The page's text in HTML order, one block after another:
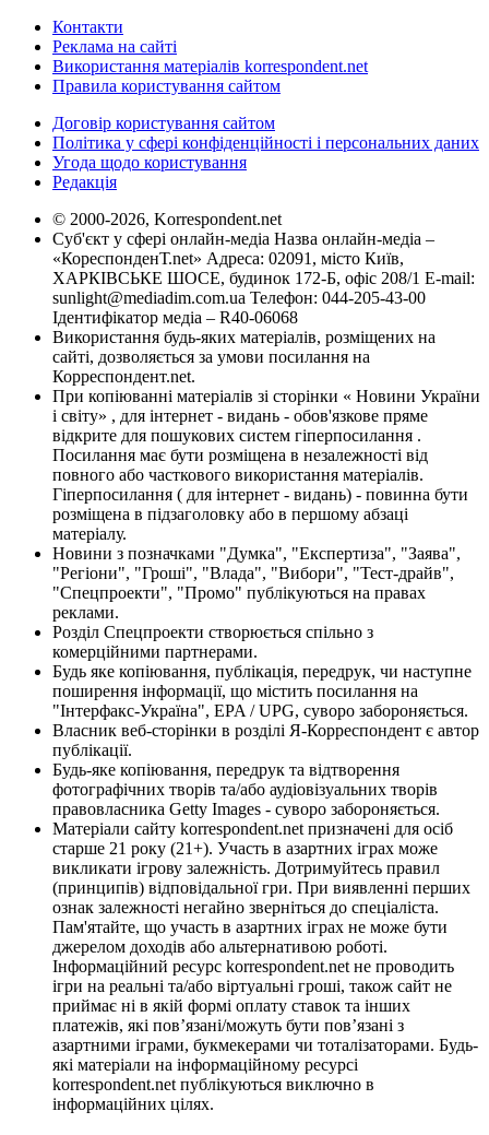
Контакти
Реклама на сайті
Використання матеріалів korrespondent.net
Правила користування сайтом
Договір користування сайтом
Політика у сфері конфіденційності і персональних даних
Угода щодо користування
Редакція
© 2000-2026, Korrespondent.net
Суб'єкт у сфері онлайн-медіа Назва онлайн-медіа –
«КореспонденТ.net» Адреса: 02091, місто Київ,
ХАРКІВСЬКЕ ШОСЕ, будинок 172-Б, офіс 208/1 E-mail:
sunlight@mediadim.com.ua Телефон: 044-205-43-00
Ідентифікатор медіа – R40-06068
Використання будь-яких матеріалів, розміщених на
сайті, дозволяється за умови посилання на
Корреспондент.net.
При копіюванні матеріалів зі сторінки « Новини України
і світу» , для інтернет - видань - обов'язкове пряме
відкрите для пошукових систем гіперпосилання .
Посилання має бути розміщена в незалежності від
повного або часткового використання матеріалів.
Гіперпосилання ( для інтернет - видань) - повинна бути
розміщена в підзаголовку або в першому абзаці
матеріалу.
Новини з позначками "Думка", "Експертиза", "Заява",
"Регіони", "Гроші", "Влада", "Вибори", "Тест-драйв",
"Спецпроекти", "Промо" публікуються на правах
реклами.
Розділ Спецпроекти створюється спільно з
комерційними партнерами.
Будь яке копіювання, публікація, передрук, чи наступне
поширення інформації, що містить посилання на
"Інтерфакс-Україна", EPA / UPG, суворо забороняється.
Власник веб-сторінки в розділі Я-Корреспондент є автор
публікації.
Будь-яке копіювання, передрук та відтворення
фотографічних творів та/або аудіовізуальних творів
правовласника Getty Images - суворо забороняється.
Матеріали сайту korrespondent.net призначені для осіб
старше 21 року (21+). Участь в азартних іграх може
викликати ігрову залежність. Дотримуйтесь правил
(принципів) відповідальної гри. При виявленні перших
ознак залежності негайно зверніться до спеціаліста.
Пам'ятайте, що участь в азартних іграх не може бути
джерелом доходів або альтернативою роботі.
Інформаційний ресурс korrespondent.net не проводить
ігри на реальні та/або віртуальні гроші, також сайт не
приймає ні в якій формі оплату ставок та інших
платежів, які пов’язані/можуть бути пов’язані з
азартними іграми, букмекерами чи тоталізаторами. Будь-
які матеріали на інформаційному ресурсі
korrespondent.net публікуються виключно в
інформаційних цілях.